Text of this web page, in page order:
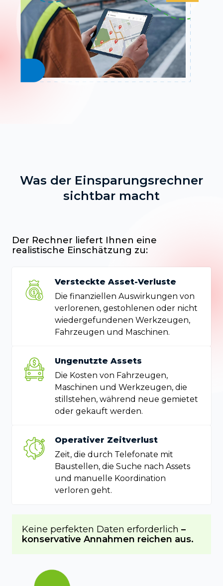
Was der Einsparungsrechner
sichtbar macht
Der Rechner liefert Ihnen eine
realistische Einschätzung zu:
Versteckte Asset-Verluste
Die finanziellen Auswirkungen von
verlorenen, gestohlenen oder nicht
wiedergefundenen Werkzeugen,
Fahrzeugen und Maschinen.
Ungenutzte Assets
Die Kosten von Fahrzeugen,
Maschinen und Werkzeugen, die
stillstehen, während neue gemietet
oder gekauft werden.
Operativer Zeitverlust
Zeit, die durch Telefonate mit
Baustellen, die Suche nach Assets
und manuelle Koordination
verloren geht.
Keine perfekten Daten erforderlich –
konservative Annahmen reichen aus.